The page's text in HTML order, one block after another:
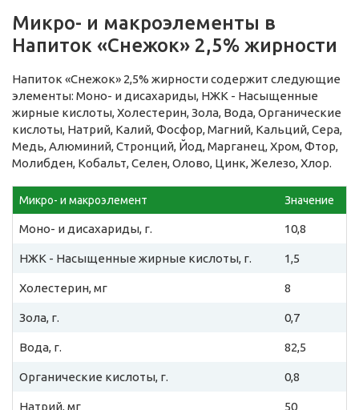
Микро- и макроэлементы в
Напиток «Снежок» 2,5% жирности
Напиток «Снежок» 2,5% жирности содержит следующие
элементы: Моно- и дисахариды, НЖК - Насыщенные
жирные кислоты, Холестерин, Зола, Вода, Органические
кислоты, Натрий, Калий, Фосфор, Магний, Кальций, Сера,
Медь, Алюминий, Стронций, Йод, Марганец, Хром, Фтор,
Молибден, Кобальт, Селен, Олово, Цинк, Железо, Хлор.
Микро- и макроэлемент Значение
Моно- и дисахариды, г. 10,8
НЖК - Насыщенные жирные кислоты, г. 1,5
Холестерин, мг 8
Зола, г. 0,7
Вода, г. 82,5
Органические кислоты, г. 0,8
Натрий, мг 50